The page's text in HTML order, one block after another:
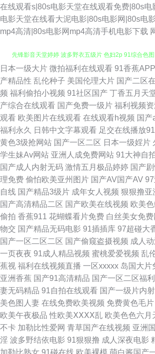
在线观看s|80s电影天堂在线观看免费|80s电
电影天堂在线看大泥电影|80s电影网|80s电
mp4高清|80s电影网mp4高清手机电影下载
日韩视频中文字幕 久久精品网 久久麻豆精品店 91福
先锋影音天堂婷婷 波多野衣五级片 色妇2p 91综合色图
区 国产精品在线性爱 影音先锋资源AV站 老司机手机
观看 男人的天堂东京道 91香蕉在线 日韩国产成人网
在线观看网址 四虎青青WWW 91资源免费共享总站
热99热 95国产在线 色悠悠成人网 国产精品免费99 91
大全 亚洲伊人变态中文字幕 福利社老司机 夜夜撸
在线观看91不用下载 黄色日本www 一区二区成人精
品ab 黑丝AV影院 新视频sss国产 91视频在线新网站
国视频 国产香蕉av 丝袜后入91 不卡的欧美性爱 欧美
桃色 www射 影音先锋AV最新电影 国产综合久蜜芽 涩
图制服网址 婷婷丁香花一区 91网址免费观看 色色男人
日本一级大片 微拍福利在线观看 91香蕉APP
产精品性 乱伦种子 美国伦理大片 国产二区
频 福利偷拍小视频 91社区国产 丁香五月天
产综合在线观看 国产免费一级片 福利视频
观看 欧美图片在线观看 在线观看h视频 国产
福利永久
日韩中文字幕观看 足交在线播放91
黄色3级抢网站 国产一区二区 日本一级婬片
学生妹Av网站 亚洲人成免费网站 91大神自
国产成人内射无码 激情五月极品婷婷 国产
理免费 偷怕欧美亚州图片 国产AV国产AV
自线 国产精品3级片 成年女人视频 狠狠撸亚
国产高清精品二区 国产欧美在线视频 欧美
偷拍 香蕉911 花蝴蝶看片免费 白丝美女免
物交 国产精品无码电影 91插插库 97超碰大
国产一区二区二区 国产偷窥盗摄视频 成人
一页夜夜 91成人精品视频 蜜桃爱爱视频 乱
蕉视 福利在线视频直播 一区xxxxx 岛国大片
亚洲香蕉 国产91高清精品 国产一区二区福利
妻无码精品 91自拍在线观看 国产一级片内射
美色图人妻 在线免费欧美视频 免费黄色毛片
欧美午夜极品 性欧美ⅩⅩⅩⅩ乱 欧美色色六月
不卡 加勒比性爱网 青草国产在线视频 亚洲
淫 波多野结依电影 91狠狠撸 成人深夜电影
加勒比熟女 91碰在线 欧美裸模 萌白酱国产